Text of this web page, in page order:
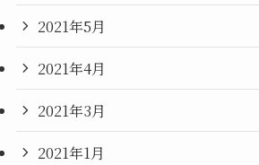
2021年5月
2021年4月
2021年3月
2021年1月